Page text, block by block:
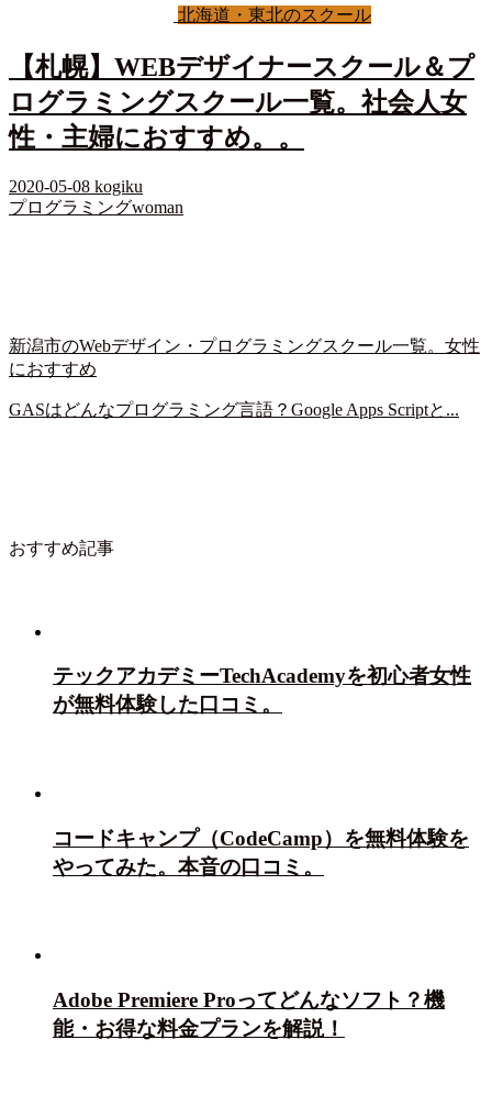
北海道・東北のスクール
【札幌】WEBデザイナースクール＆プ
ログラミングスクール一覧。社会人女
性・主婦におすすめ。。
2020-05-08 kogiku
プログラミングwoman
新潟市のWebデザイン・プログラミングスクール一覧。女性
におすすめ
GASはどんなプログラミング言語？Google Apps Scriptと...
おすすめ記事
テックアカデミーTechAcademyを初心者女性
が無料体験した口コミ。
コードキャンプ（CodeCamp）を無料体験を
やってみた。本音の口コミ。
Adobe Premiere Proってどんなソフト？機
能・お得な料金プランを解説！